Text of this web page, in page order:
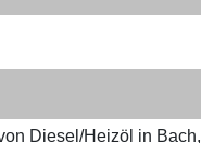
Diesel/Heizöl in Bach,